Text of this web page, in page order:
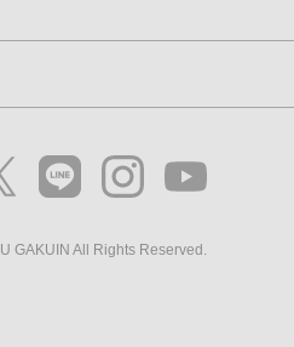
GAKUIN All Rights Reserved.